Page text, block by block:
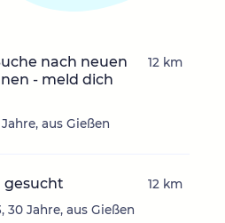
nach neuen
- meld dich
aus Gießen
12 km
gesucht
30 Jahre, aus Gießen
12 km